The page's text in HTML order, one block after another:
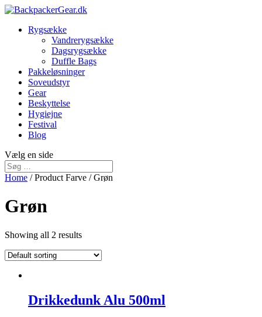
Rygsække
Vandrerygsække
Dagsrygsække
Duffle Bags
Pakkeløsninger
Soveudstyr
Gear
Beskyttelse
Hygiejne
Festival
Blog
Vælg en side
Home / Product Farve / Grøn
Grøn
Showing all 2 results
Drikkedunk Alu 500ml